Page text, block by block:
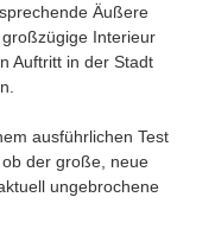
Äußere
Interieur
Auftritt in der Stadt
ausführlichen Test
der große, neue
ungebrochene